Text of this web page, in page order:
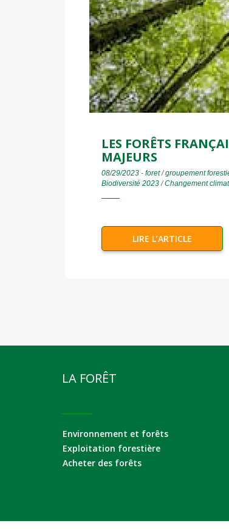
LES FORÊTS
MAJEURS
08/29/2023 - foret/groupement
Biodiversité 2023/Changement
LIRE L’ARTICLE
LA FORÊT
Environnement et forêts
Exploitation forestière
Acheter des forêts